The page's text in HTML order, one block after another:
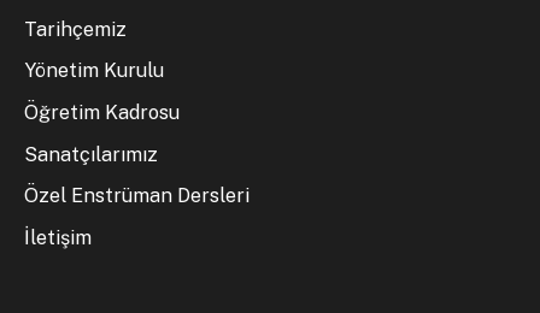
Tarihçemiz
Yönetim Kurulu
Öğretim Kadrosu
Sanatçılarımız
Özel Enstrüman Dersleri
İletişim